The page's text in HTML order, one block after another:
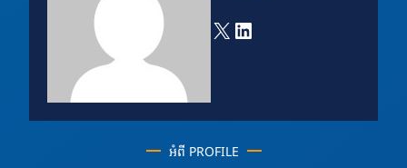
X LinkedIn
អំពី PROFILE